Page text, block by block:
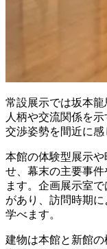
常設展示では坂本
人柄や交流関係を
交渉姿勢を間近に感
本館の体験型展示
せ、幕末の主要事
ます。企画展示室
があり、訪問時期
学べます。
建物は本館と新館